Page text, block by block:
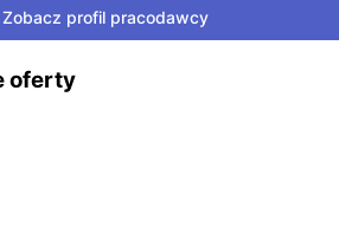
Zobacz profil pracodawcy
oferty